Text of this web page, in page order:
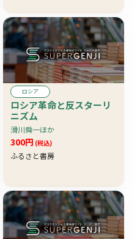
ロシア
ロシア革命と反スターリ
ニズム
滑川舜一ほか
300円 (税込)
ふるさと書房